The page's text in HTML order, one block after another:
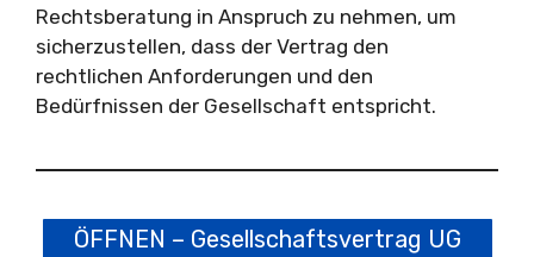
Rechtsberatung in Anspruch zu nehmen, um
sicherzustellen, dass der Vertrag den
rechtlichen Anforderungen und den
Bedürfnissen der Gesellschaft entspricht.
ÖFFNEN – Gesellschaftsvertrag UG